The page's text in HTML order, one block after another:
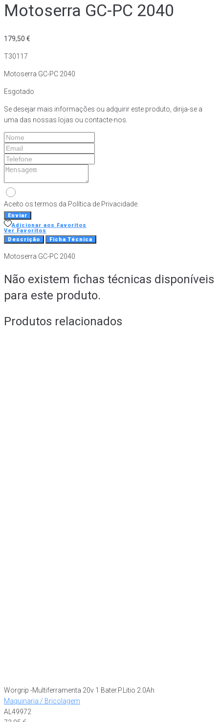
Motoserra GC-PC 2040
179,50 €
T30117
Motoserra GC-PC 2040
Esgotado
Se desejar mais informações ou adquirir este produto, dirija-se a
uma das nossas lojas ou contacte-nos.
Aceito os termos da Política de Privacidade.
Enviar
Adicionar aos Favoritos
Ver Favoritos
Descrição
Ficha Técnica
Motoserra GC-PC 2040
Não existem fichas técnicas disponíveis
para este produto.
Produtos relacionados
Worgrip -Multiferramenta 20v 1 Bater.P.Litio 2.0Ah
Maquinaria / Bricolagem
AL49972